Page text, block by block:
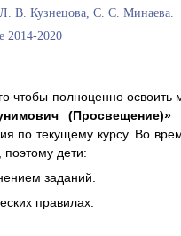
В. Кузнецова, С. С. Минаева.
2014-2020
чтобы полноценно освоить
(Просвещение)»
по текущему курсу. Во
поэтому дети:
заданий.
правилах.